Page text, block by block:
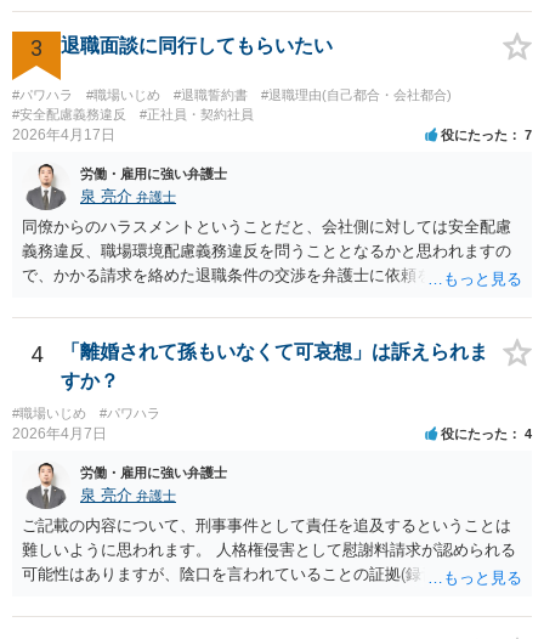
う態度を見せて、会社から金銭解決（退職勧奨による自主退職）を持
ち掛けさせるのがベストです。あらゆる交渉ごとに共通するセオリー
ですが、自分から持ち掛ければこちらの立場が弱くなり、相手から持
ち掛けさせればこちらの立場が強くなるのです。 補足 私のお勧め
は、個人で加入できる労働組合（ユニオンとか合同労組と呼ばれる労
働組合）に加入して団体交渉することです。本当は復職時に加入して
交渉できた）。ですが今からでも遅くありません。労働組合に入って
団体交渉し、その中で場合によっては金銭解決を目指すというのが良
いと思います。
奨に応じる代わりに金銭的な交渉をし、お金を払ってもらって会社を
辞めるということがよく行われるかと思われますので、そうした対応
も選択肢に入れても良いでしょう。 その場合、ご自身で会社と対応し
ていくことは難しいと思われますので弁護士への依頼を前提とするこ
ととなるかと思われます。
3 退職面談に同行してもらいたい
#パワハラ #職場いじめ #退職誓約書
#退職理由(自己都合・会社都合)
#安全配慮義務違反
#正社員・契約社員
2026年4月17日 役にたった 7
労働・雇用に強い弁護士
泉 亮介 弁護士
同僚からのハラスメントということだと、会社側に対しては安全配慮
義務違反、職場環境配慮義務違反を問うこととなるかと思われますの
で、かかる請求を絡めた退職条件の交渉を弁護士に依頼をされた方が
くなり全て弁護士が窓口となるため精神的な負担も軽くなるでしょ
う。
4
「離婚されて孫もいなくて可哀想」は訴えられま
すか？
#職場いじめ #パワハラ
2026年4月7日 役にたった 4
労働・雇用に強い弁護士
泉 亮介 弁護士
ご記載の内容について、刑事事件として責任を追及するということは
難しいように思われます。 人格権侵害として慰謝料請求が認められる
可能性はありますが、陰口を言われていることの証拠(録音等)が必要と